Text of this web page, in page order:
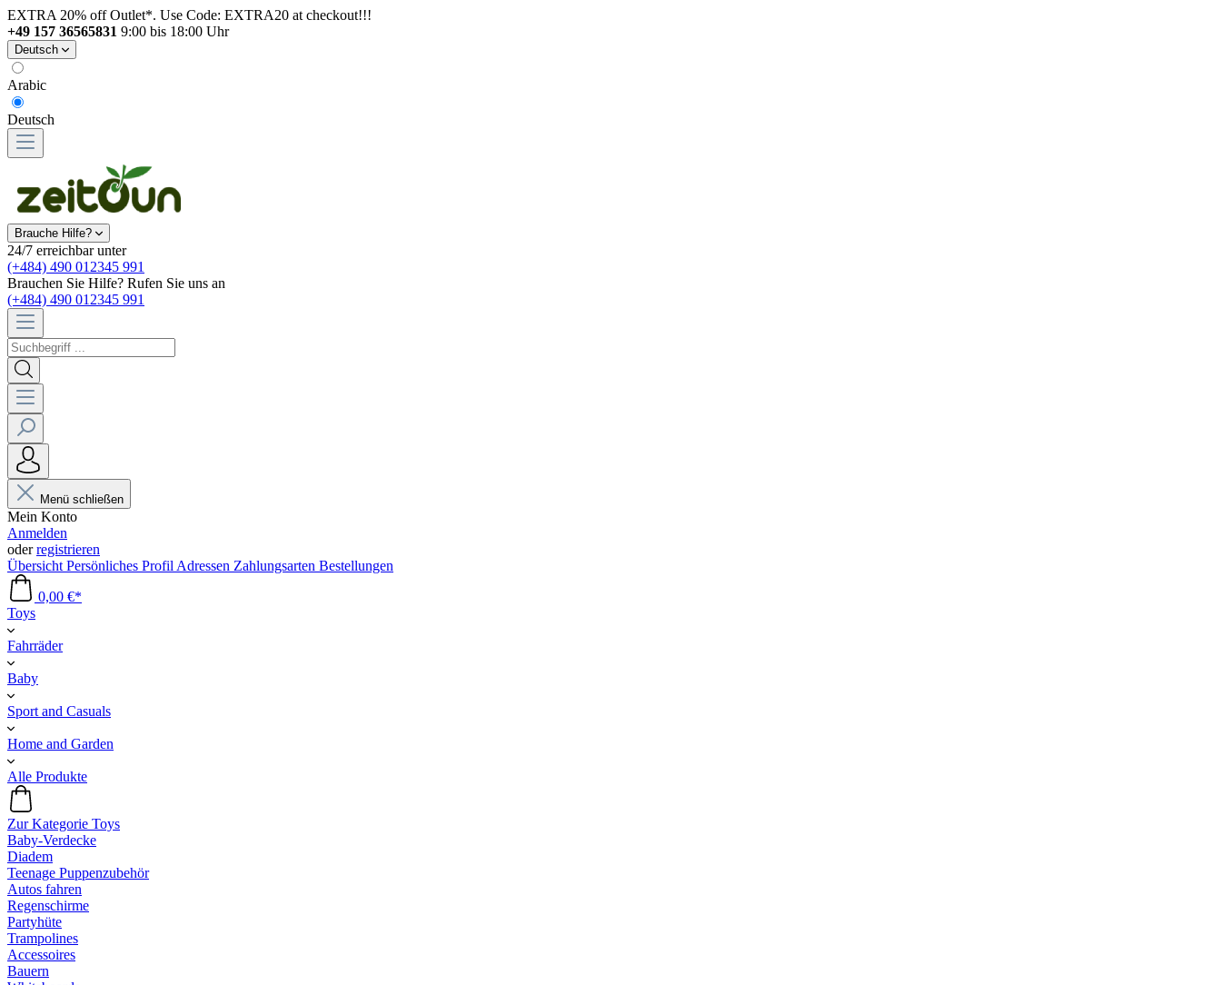
EXTRA 20% off Outlet*. Use Code: EXTRA20 at checkout!!!
+49 157 36565831 9:00 bis 18:00 Uhr
Deutsch
Arabic
Deutsch
Brauche Hilfe?
24/7 erreichbar unter
(+484) 490 012345 991
Brauchen Sie Hilfe? Rufen Sie uns an
(+484) 490 012345 991
Menü schließen
Mein Konto
Anmelden
oderregistrieren
Übersicht Persönliches Profil Adressen Zahlungsarten Bestellungen
0,00 €*
Toys
Fahrräder
Baby
Sport and Casuals
Home and Garden
Alle Produkte
Zur Kategorie Toys
Baby-Verdecke
Diadem
Teenage Puppenzubehör
Autos fahren
Regenschirme
Partyhüte
Trampolines
Accessoires
Bauern